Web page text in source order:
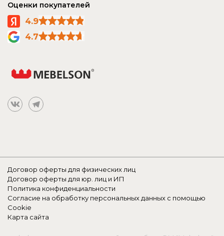
Оценки покупателей
4.9
4.7
Договор оферты для физических лиц
Договор оферты для юр. лиц и ИП
Политика конфиденциальности
Согласие на обработку персональных данных с помощью
Cookie
Карта сайта